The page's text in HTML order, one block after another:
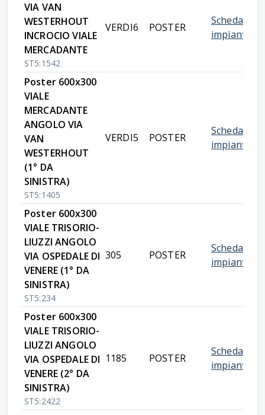
VIA VAN
WESTERHOUT
INCROCIO VIALE
MERCADANTE
ST5:1542
VERDI6 POSTER
Scheda
impianto
Poster 600x300
VIALE
MERCADANTE
ANGOLO VIA
VAN
WESTERHOUT
(1° DA
SINISTRA)
ST5:1405
VERDI5 POSTER
Scheda
impianto
Poster 600x300
VIALE TRISORIO-
LIUZZI ANGOLO
VIA OSPEDALE DI
VENERE (1° DA
SINISTRA)
ST5:234
305 POSTER
Scheda
impianto
Poster 600x300
VIALE TRISORIO-
LIUZZI ANGOLO
VIA OSPEDALE DI
VENERE (2° DA
SINISTRA)
ST5:2422
1185 POSTER
Scheda
impianto